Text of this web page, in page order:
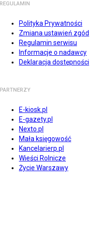
REGULAMIN
Polityka Prywatności
Zmiana ustawień zgód
Regulamin serwisu
Informacje o nadawcy
Deklaracja dostępności
PARTNERZY
E-kiosk.pl
E-gazety.pl
Nexto.pl
Mała księgowość
Kancelarierp.pl
Wieści Rolnicze
Życie Warszawy